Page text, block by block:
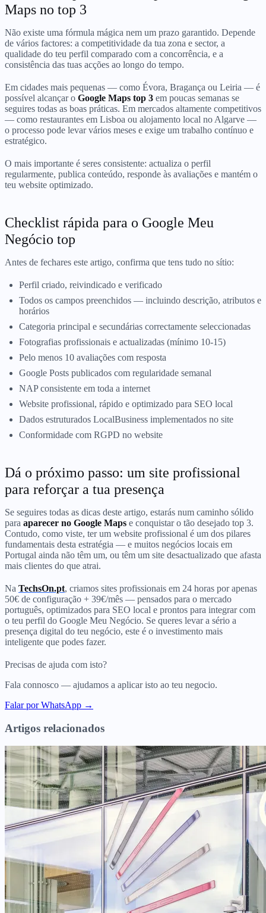
Maps no top 3
Não existe uma fórmula mágica nem um prazo garantido. Depende
de vários factores: a competitividade da tua zona e sector, a
qualidade do teu perfil comparado com a concorrência, e a
consistência das tuas acções ao longo do tempo.
Em cidades mais pequenas — como Évora, Bragança ou Leiria — é
possível alcançar o Google Maps top 3 em poucas semanas se
seguires todas as boas práticas. Em mercados altamente competitivos
— como restaurantes em Lisboa ou alojamento local no Algarve —
o processo pode levar vários meses e exige um trabalho contínuo e
estratégico.
O mais importante é seres consistente: actualiza o perfil
regularmente, publica conteúdo, responde às avaliações e mantém o
teu website optimizado.
Checklist rápida para o Google Meu
Negócio top
Antes de fechares este artigo, confirma que tens tudo no sítio:
Perfil criado, reivindicado e verificado
Todos os campos preenchidos — incluindo descrição, atributos e
horários
Categoria principal e secundárias correctamente seleccionadas
Fotografias profissionais e actualizadas (mínimo 10-15)
Pelo menos 10 avaliações com resposta
Google Posts publicados com regularidade semanal
NAP consistente em toda a internet
Website profissional, rápido e optimizado para SEO local
Dados estruturados LocalBusiness implementados no site
Conformidade com RGPD no website
Dá o próximo passo: um site profissional
para reforçar a tua presença
Se seguires todas as dicas deste artigo, estarás num caminho sólido
para aparecer no Google Maps e conquistar o tão desejado top 3.
Contudo, como viste, ter um website profissional é um dos pilares
fundamentais desta estratégia — e muitos negócios locais em
Portugal ainda não têm um, ou têm um site desactualizado que afasta
mais clientes do que atrai.
Na TechsOn.pt, criamos sites profissionais em 24 horas por apenas
50€ de configuração + 39€/mês — pensados para o mercado
português, optimizados para SEO local e prontos para integrar com
o teu perfil do Google Meu Negócio. Se queres levar a sério a
presença digital do teu negócio, este é o investimento mais
inteligente que podes fazer.
Precisas de ajuda com isto?
Fala connosco — ajudamos a aplicar isto ao teu negocio.
Falar por WhatsApp →
Artigos relacionados